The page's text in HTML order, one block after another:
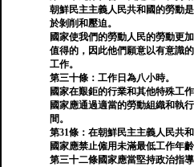
朝鮮民主主義人民共和國的勞動
於剝削和壓迫。
國家使我們的勞動人民的勞動更
值得的，因此他們願意以有意識
工作。
第三十條：工作日為八小時。
國家在艱鉅的行業和其他特殊工
國家應通過適當的勞動組織和執
間。
第31條：在朝鮮民主主義人民共
國家應禁止僱用未滿最低工作年齡
第三十二條國家應當堅持政治指